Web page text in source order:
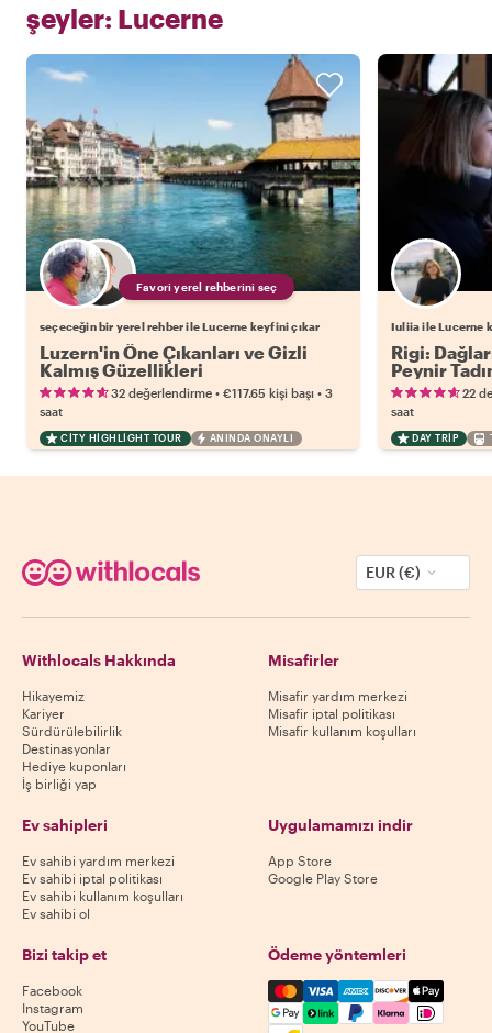
şeyler: Lucerne
Favori yerel rehberini seç
seçeceğin bir yerel rehber ile Lucerne keyfini çıkar
Luzern'in Öne Çıkanları ve Gizli
Kalmış Güzellikleri
32 değerlendirme • €117.65 kişi başı • 3
saat
CITY HIGHLIGHT TOUR ANINDA ONAYLI
Iuliia ile Lucerne
Rigi:
Peynir
22
saat
DAY TRIP
EUR (€)
Withlocals Hakkında
Hikayemiz
Kariyer
Sürdürülebilirlik
Destinasyonlar
Hediye kuponları
İş birliği yap
Misafirler
Misafir yardım merkezi
Misafir iptal politikası
Misafir kullanım koşulları
Ev sahipleri
Ev sahibi yardım merkezi
Ev sahibi iptal politikası
Ev sahibi kullanım koşulları
Ev sahibi ol
Uygulamamızı indir
App Store
Google Play Store
Bizi takip et
Facebook
Instagram
YouTube
Ödeme yöntemleri
Mastercard, Visa, Amex,